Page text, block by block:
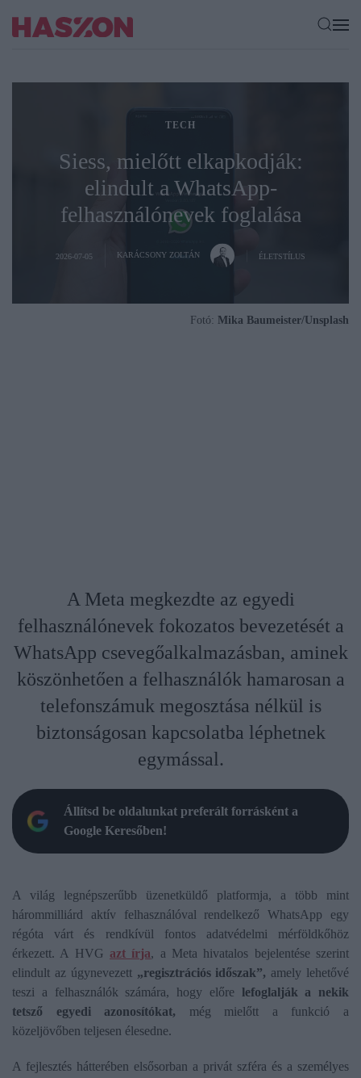
TECH
Siess, mielőtt elkapkodják:
elindult a WhatsApp-
felhasználónevek foglalása
2026-07-05 KARÁCSONY ZOLTÁN ÉLETSTÍLUS
Fotó: Mika Baumeister/Unsplash
A Meta megkezdte az egyedi
felhasználónevek fokozatos bevezetését a
WhatsApp csevegőalkalmazásban, aminek
köszönhetően a felhasználók hamarosan a
telefonszámuk megosztása nélkül is
biztonságosan kapcsolatba léphetnek
egymással.
Állítsd be oldalunkat preferált forrásként a
Google Keresőben!
A világ legnépszerűbb üzenetküldő platformja, a több mint
hárommilliárd aktív felhasználóval rendelkező WhatsApp egy
régóta várt és rendkívül fontos adatvédelmi mérföldkőhöz
érkezett. A HVG azt írja, a Meta hivatalos bejelentése szerint
elindult az úgynevezett „regisztrációs időszak”, amely lehetővé
teszi a felhasználók számára, hogy előre lefoglalják a nekik
tetsző egyedi azonosítókat, még mielőtt a funkció a
közeljövőben teljesen élesedne.
A fejlesztés hátterében elsősorban a privát szféra és a személyes